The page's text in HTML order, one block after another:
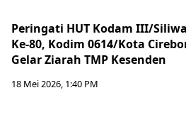
Peringati HUT Kodam III/
Ke-80, Kodim 0614/Kota
Gelar Ziarah TMP Kesenden
18 Mei 2026, 1:40 PM